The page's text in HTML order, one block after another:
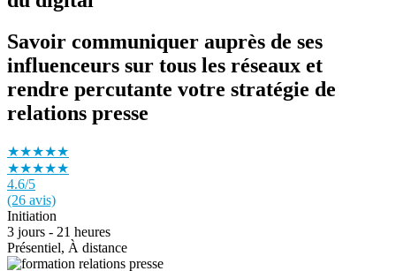
Savoir communiquer auprès de ses
influenceurs sur tous les réseaux et
rendre percutante votre stratégie de
relations presse
★★★★★
★★★★★
4.6/5
(26 avis)
Initiation
3 jours - 21 heures
Présentiel, À distance